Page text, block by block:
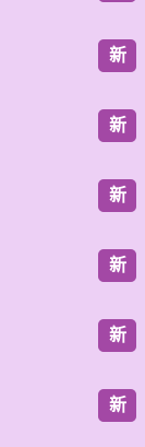
新
新
新
新
新
新